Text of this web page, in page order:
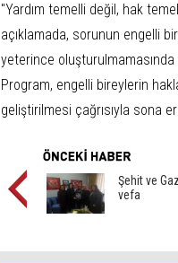
"Yardım temelli değil, hak
açıklamada, sorunun engelli
yeterince
Program, engelli bireylerin
geliştirilmesi çağrısıyla sona
Şehit ve
vefa